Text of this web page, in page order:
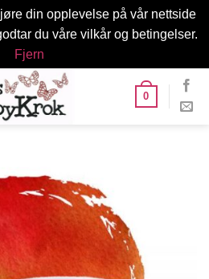
din opplevelse på vår nettside
du våre vilkår og betingelser.
Fjern
0